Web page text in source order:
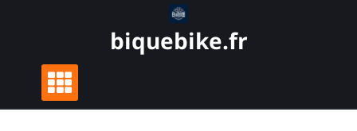
biquebike.fr